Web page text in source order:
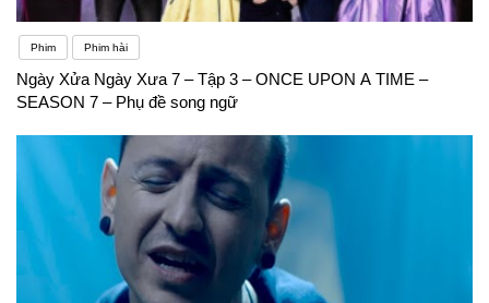
Phim Phim hài
Ngày Xửa Ngày Xưa 7 – Tập 3 – ONCE UPON A TIME –
SEASON 7 – Phụ đề song ngữ